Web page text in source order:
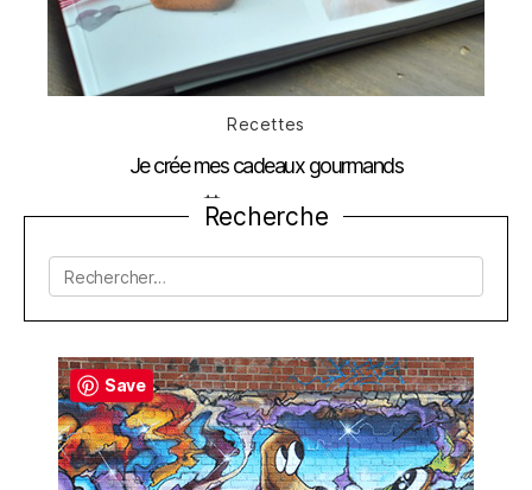
Catégories
Recettes
Je crée mes cadeaux gourmands
Date
de
5 octobre 2012
Recherche
Rechercher :
Save